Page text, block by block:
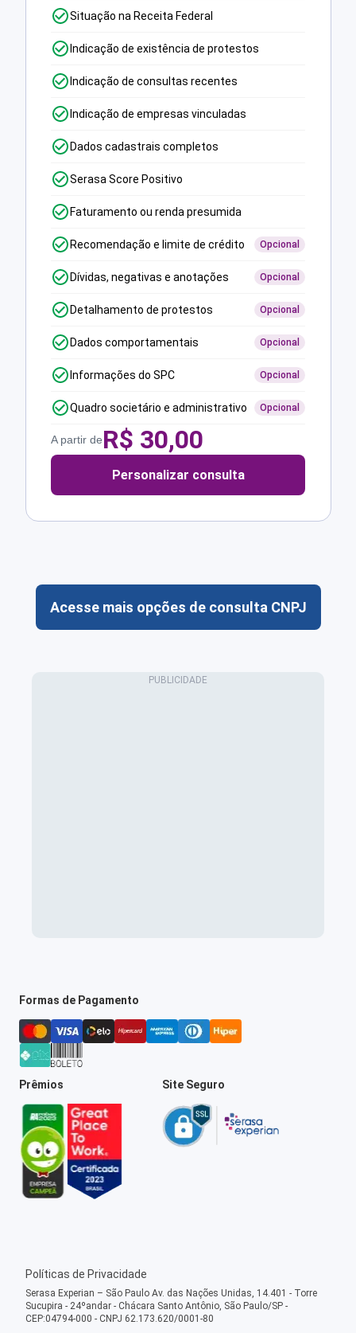
Situação na Receita Federal
Indicação de existência de protestos
Indicação de consultas recentes
Indicação de empresas vinculadas
Dados cadastrais completos
Serasa Score Positivo
Faturamento ou renda presumida
Recomendação e limite de crédito Opcional
Dívidas, negativas e anotações Opcional
Detalhamento de protestos Opcional
Dados comportamentais Opcional
Informações do SPC Opcional
Quadro societário e administrativo Opcional
A partir deR$ 30,00
Personalizar consulta
Acesse mais opções de consulta CNPJ
Formas de Pagamento
Prêmios Site Seguro
Políticas de Privacidade
Serasa Experian – São Paulo Av. das Nações Unidas, 14.401 - Torre
Sucupira - 24ºandar - Chácara Santo Antônio, São Paulo/SP -
CEP:04794-000 - CNPJ 62.173.620/0001-80